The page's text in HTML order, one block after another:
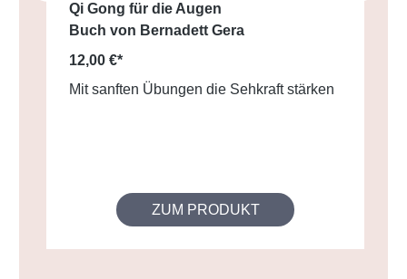
Qi Gong für die Augen
Buch von Bernadett Gera
12,00 €*
Mit sanften Übungen die Sehkraft stärken
ZUM PRODUKT